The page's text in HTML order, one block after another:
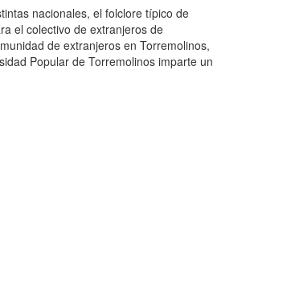
nacionales, el folclore típico de
el colectivo de extranjeros de
de extranjeros en Torremolinos,
Popular de Torremolinos imparte un